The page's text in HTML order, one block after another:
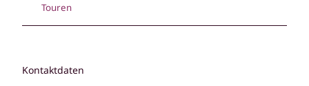
Touren
Kontaktdaten